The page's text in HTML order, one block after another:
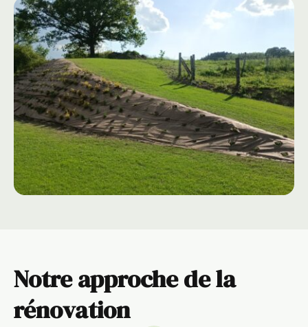
Notre approche de la
rénovation